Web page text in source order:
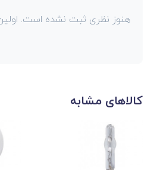
هنوز نظری ثبت نشده است.
کالاهای مشابه